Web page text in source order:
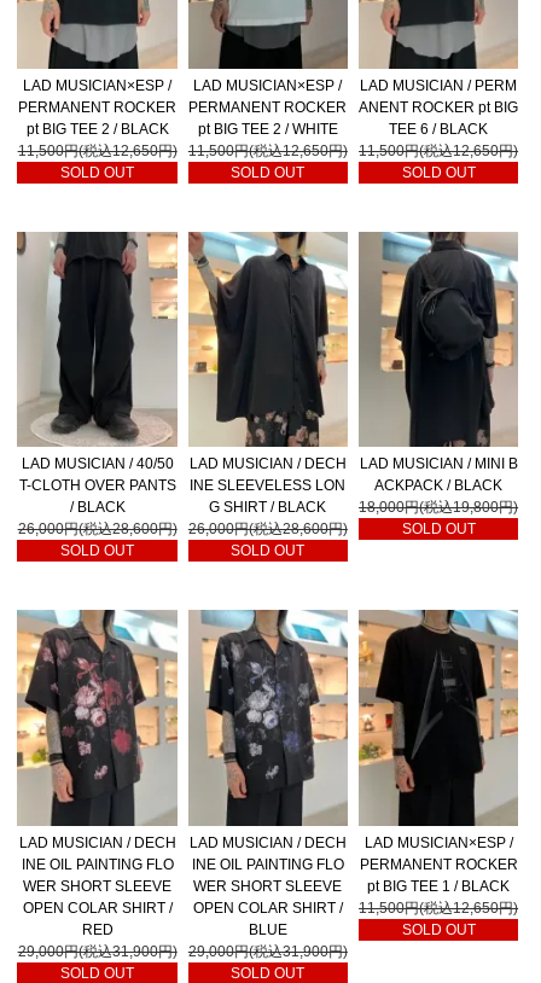
LAD MUSICIAN×ESP /
PERMANENT ROCKER
pt BIG TEE 2 / BLACK
11,500円(税込12,650円)
SOLD OUT
LAD MUSICIAN×ESP /
PERMANENT ROCKER
pt BIG TEE 2 / WHITE
11,500円(税込12,650円)
SOLD OUT
LAD MUSICIAN / PERM
ANENT ROCKER pt BIG
TEE 6 / BLACK
11,500円(税込12,650円)
SOLD OUT
LAD MUSICIAN / 40/50
T-CLOTH OVER PANTS
/ BLACK
26,000円(税込28,600円)
SOLD OUT
LAD MUSICIAN / DECH
INE SLEEVELESS LON
G SHIRT / BLACK
26,000円(税込28,600円)
SOLD OUT
LAD MUSICIAN / MINI B
ACKPACK / BLACK
18,000円(税込19,800円)
SOLD OUT
LAD MUSICIAN / DECH
INE OIL PAINTING FLO
WER SHORT SLEEVE
OPEN COLAR SHIRT /
RED
29,000円(税込31,900円)
SOLD OUT
LAD MUSICIAN / DECH
INE OIL PAINTING FLO
WER SHORT SLEEVE
OPEN COLAR SHIRT /
BLUE
29,000円(税込31,900円)
SOLD OUT
LAD MUSICIAN×ESP /
PERMANENT ROCKER
pt BIG TEE 1 / BLACK
11,500円(税込12,650円)
SOLD OUT